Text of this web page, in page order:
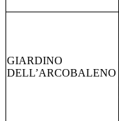
GIARDINO
DELL’ARCOBALENO